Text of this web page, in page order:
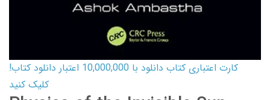
کارت اعتباری کتاب دانلود با 10,000,000 اعتبار دانلود کتاب!
کلیک کنید